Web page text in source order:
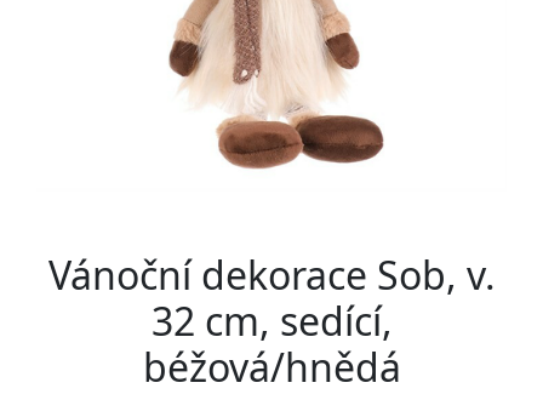
Vánoční dekorace Sob, v.
32 cm, sedící,
béžová/hnědá